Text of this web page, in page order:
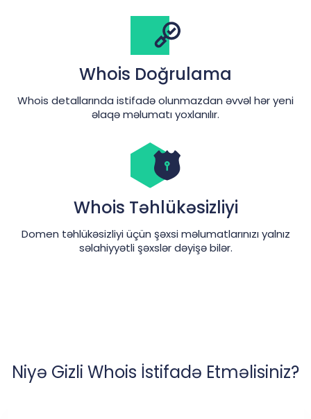
Whois Doğrulama
Whois detallarında istifadə olunmazdan əvvəl hər yeni
əlaqə məlumatı yoxlanılır.
Whois Təhlükəsizliyi
Domen təhlükəsizliyi üçün şəxsi məlumatlarınızı yalnız
səlahiyyətli şəxslər dəyişə bilər.
Niyə Gizli Whois İstifadə Etməlisiniz?